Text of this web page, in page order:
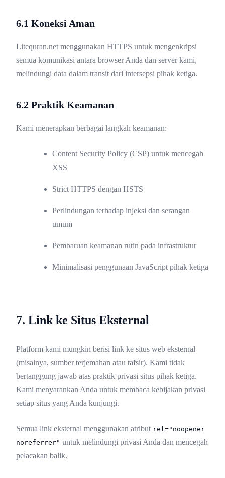
6.1 Koneksi Aman
Litequran.net menggunakan HTTPS untuk mengenkripsi
semua komunikasi antara browser Anda dan server kami,
melindungi data dalam transit dari intersepsi pihak ketiga.
6.2 Praktik Keamanan
Kami menerapkan berbagai langkah keamanan:
Content Security Policy (CSP) untuk mencegah
XSS
Strict HTTPS dengan HSTS
Perlindungan terhadap injeksi dan serangan
umum
Pembaruan keamanan rutin pada infrastruktur
Minimalisasi penggunaan JavaScript pihak ketiga
7. Link ke Situs Eksternal
Platform kami mungkin berisi link ke situs web eksternal
(misalnya, sumber terjemahan atau tafsir). Kami tidak
bertanggung jawab atas praktik privasi situs pihak ketiga.
Kami menyarankan Anda untuk membaca kebijakan privasi
setiap situs yang Anda kunjungi.
Semua link eksternal menggunakan atribut rel="noopener
noreferrer" untuk melindungi privasi Anda dan mencegah
pelacakan balik.